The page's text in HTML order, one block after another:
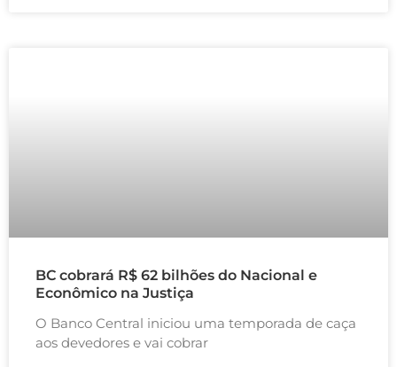
BC cobrará R$ 62 bilhões do Nacional e
Econômico na Justiça
O Banco Central iniciou uma temporada de caça
aos devedores e vai cobrar